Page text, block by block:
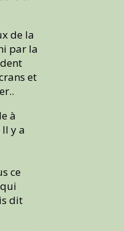
de la
par la
et
à
y a
ce
dit